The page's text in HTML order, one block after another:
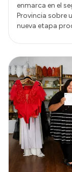
enmarca en el
Provincia sobre
nueva etapa